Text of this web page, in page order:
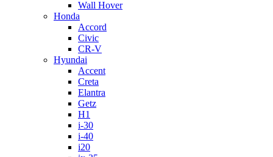
Wall Hover
Honda
Accord
Civic
CR-V
Hyundai
Accent
Creta
Elantra
Getz
H1
i-30
i-40
i20